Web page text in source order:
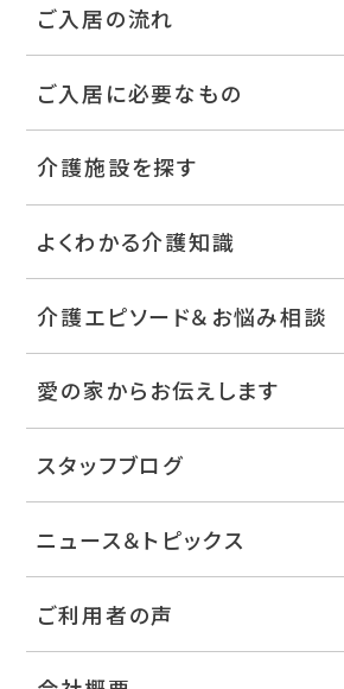
ご入居の流れ
ご入居に必要なもの
介護施設を探す
よくわかる介護知識
介護エピソード＆お悩み相談
愛の家からお伝えします
スタッフブログ
ニュース＆トピックス
ご利用者の声